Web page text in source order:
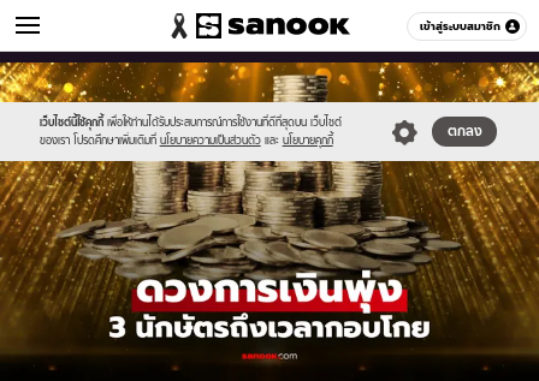
เข้าสู่ระบบสมาชิก
ดูดวง หมวดอื่นๆ
เว็บไซต์นี้ใช้คุกกี้ เพื่อให้ท่านได้รับประสบการณ์การใช้งานที่ดีที่สุดบน เว็บไซต์
ของเรา โปรดศึกษาเพิ่มเติมที่ นโยบายความเป็นส่วนตัว และ นโยบายคุกกี้
ตกลง
Sanook
//s.isanook.com/sr/0/images/logo-
new-
sanook.png
600
60
//s.isanook.com/ho/0/ud/63/315883/new-
thumbnail1200x720_v2-
20.jpg